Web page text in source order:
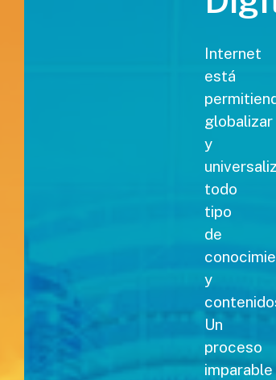
Internet
está
globalizar
y
todo
tipo
de
y
Un
proceso
imparable